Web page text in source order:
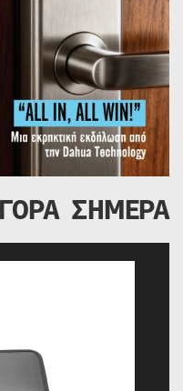
ΣΗΜΕΡΑ